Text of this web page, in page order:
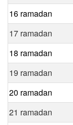
16 ramadan
17 ramadan
18 ramadan
19 ramadan
20 ramadan
21 ramadan